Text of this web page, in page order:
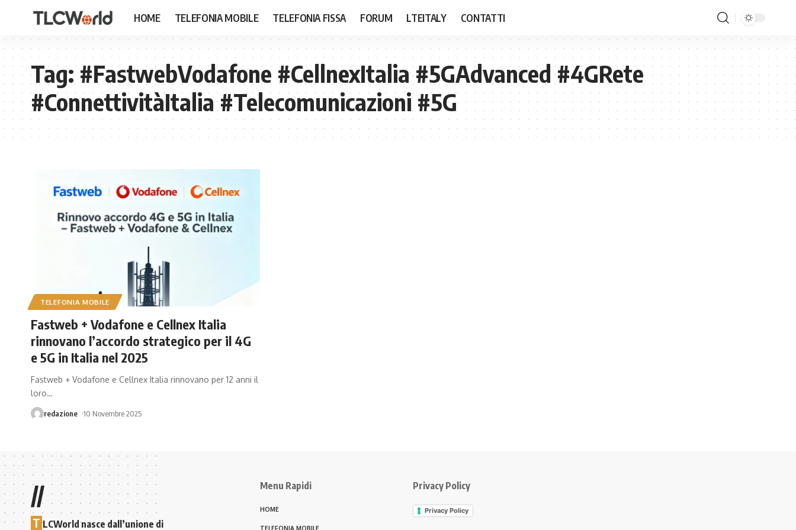
HOME TELEFONIA MOBILE TELEFONIA FISSA FORUM LTEITALY CONTATTI
Tag:#FastwebVodafone #CellnexItalia #5GAdvanced #4GRete
#ConnettivitàItalia #Telecomunicazioni #5G
TELEFONIA MOBILE
Fastweb + Vodafone e Cellnex Italia
rinnovano l’accordo strategico per il 4G
e 5G in Italia nel 2025
Fastweb + Vodafone e Cellnex Italia rinnovano per 12 anni il
loro…
redazione 10 Novembre 2025
//
T LCWorld nasce dall’unione di
Menu Rapidi
HOME
TELEFONIA MOBILE
Privacy Policy
Privacy Policy